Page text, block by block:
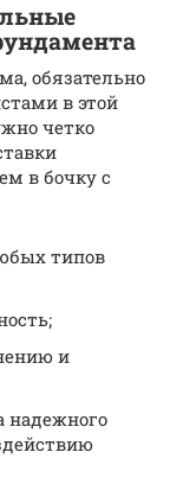
обязательно
в этой
четко
в бочку с
типов
и
надежного